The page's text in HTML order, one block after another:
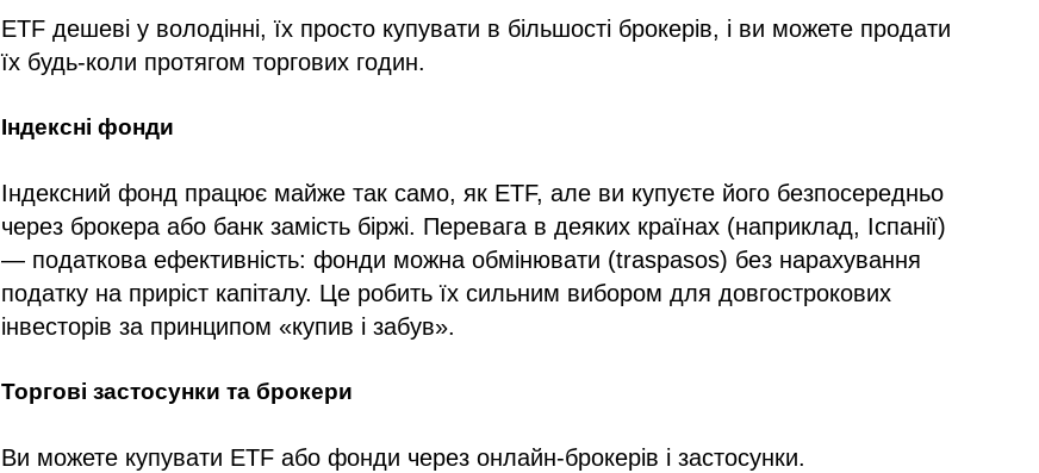
ETF дешеві у володінні, їх просто купувати в більшості брокерів, і ви можете продати
їх будь-коли протягом торгових годин.
Індексні фонди
Індексний фонд працює майже так само, як ETF, але ви купуєте його безпосередньо
через брокера або банк замість біржі. Перевага в деяких країнах (наприклад, Іспанії)
— податкова ефективність: фонди можна обмінювати (traspasos) без нарахування
податку на приріст капіталу. Це робить їх сильним вибором для довгострокових
інвесторів за принципом «купив і забув».
Торгові застосунки та брокери
Ви можете купувати ETF або фонди через онлайн-брокерів і застосунки.